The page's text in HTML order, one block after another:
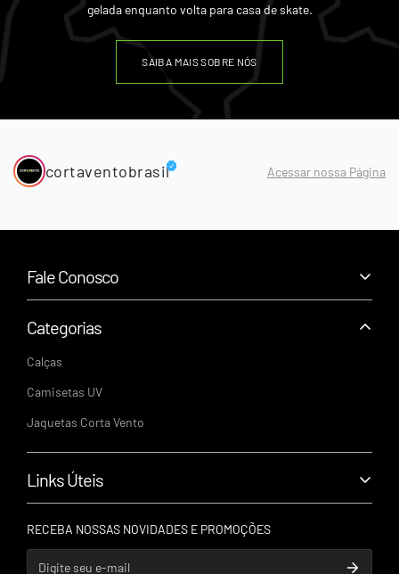
gelada enquanto volta para casa de skate.
SAIBA MAIS SOBRE NÓS
cortaventobrasil Acessar nossa Página
Fale Conosco
+55 (43) 99159-2622
suporte@cortaventobrasil.com.br
Segunda a Sexta - 9h às 18h
CNPJ: 61.328.553/0001-62
86045-080
Categorias
Calças
Camisetas UV
Jaquetas Corta Vento
Links Úteis
RECEBA NOSSAS NOVIDADES E PROMOÇÕES